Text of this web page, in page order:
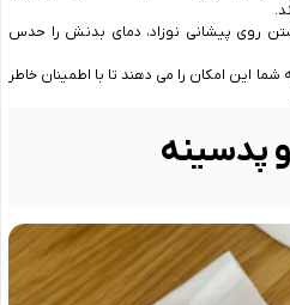
روی پیشانی نوزاد، دمای بدنش را حدس
این امکان را می ‌دهند تا با اطمینان خاطر
و پدسینه